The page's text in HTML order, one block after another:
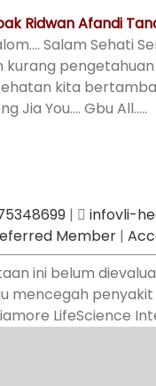
Ridwan Afandi
Salam Sehati
kurang
kita
Jia You…. Gbu All…..
| infovli-
Member |
ini belum
mencegah penyakit
LifeScience